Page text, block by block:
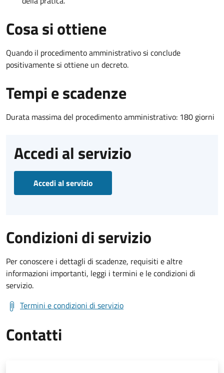
Cosa si ottiene
Quando il procedimento amministrativo si conclude
positivamente si ottiene un decreto.
Tempi e scadenze
Durata massima del procedimento amministrativo: 180 giorni
Accedi al servizio
Accedi al servizio
Condizioni di servizio
Per conoscere i dettagli di scadenze, requisiti e altre
informazioni importanti, leggi i termini e le condizioni di
servizio.
Termini e condizioni di servizio
Contatti